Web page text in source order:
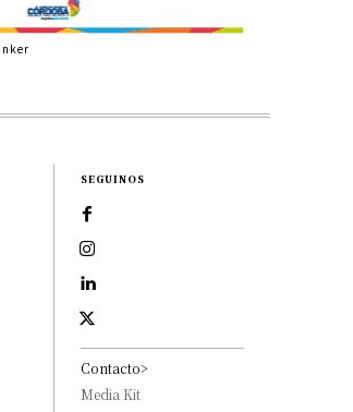
SEGUINOS
Contacto>
Media Kit